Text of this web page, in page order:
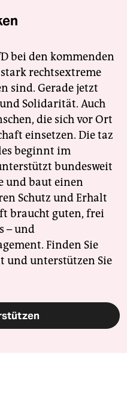
bei den kommenden
rechtsextreme
sind. Gerade jetzt
Solidarität. Auch
die sich vor Ort
einsetzen. Die taz
beginnt im
bundesweit
und baut einen
Schutz und Erhalt
braucht guten, frei
– und
Finden Sie
und unterstützen Sie